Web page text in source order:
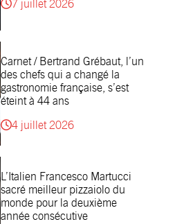
7 juillet 2026
Carnet / Bertrand Grébaut, l’un
des chefs qui a changé la
gastronomie française, s’est
éteint à 44 ans
4 juillet 2026
L’Italien Francesco Martucci
sacré meilleur pizzaiolo du
monde pour la deuxième
année consécutive